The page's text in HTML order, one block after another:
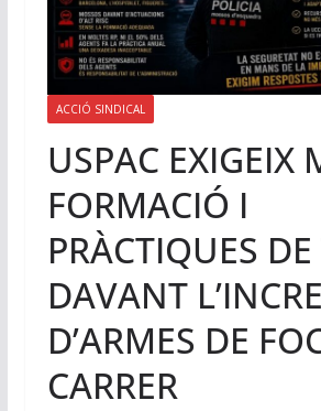
ACCIÓ SINDICAL
USPAC EXIGEIX
FORMACIÓ I
PRÀCTIQUES
DAVANT
D’ARMES DE
CARRER